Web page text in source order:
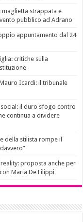
strappata e
pubblico ad Adrano
appuntamento dal 24
critiche sulla
Icardi: il tribunale
il duro sfogo contro
continua a dividere
della stilista rompe il
proposta anche per
Maria De Filippi